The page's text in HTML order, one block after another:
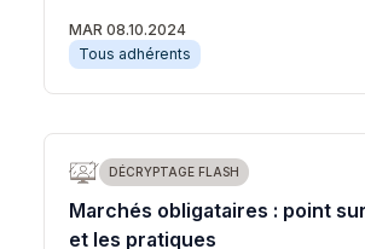
MAR 08.10.2024
Tous adhérents
DÉCRYPTAGE FLASH
Marchés obligataires : point
et les pratiques